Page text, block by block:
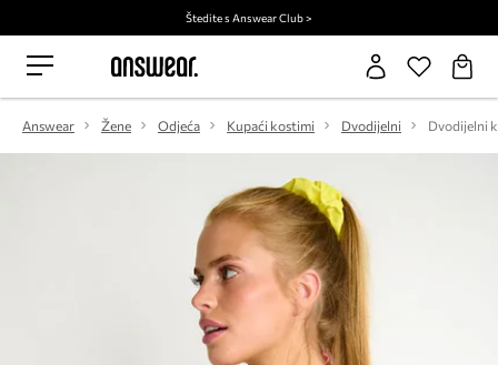
Štedite s Answear Club >
Answear Žene Odjeća Kupaći kostimi Dvodijelni